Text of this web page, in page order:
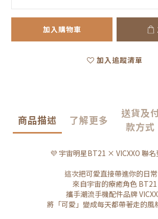
加入購物車
加入追蹤清單
商品描述 了解更多
送貨及
款方式
💜 宇宙明星BT21 × VICXXO 聯名
這次把可愛直接帶進你的日常
來自宇宙的療癒角色 BT21
攜手潮流手機配件品牌
將「可愛」變成每天都帶著走的風